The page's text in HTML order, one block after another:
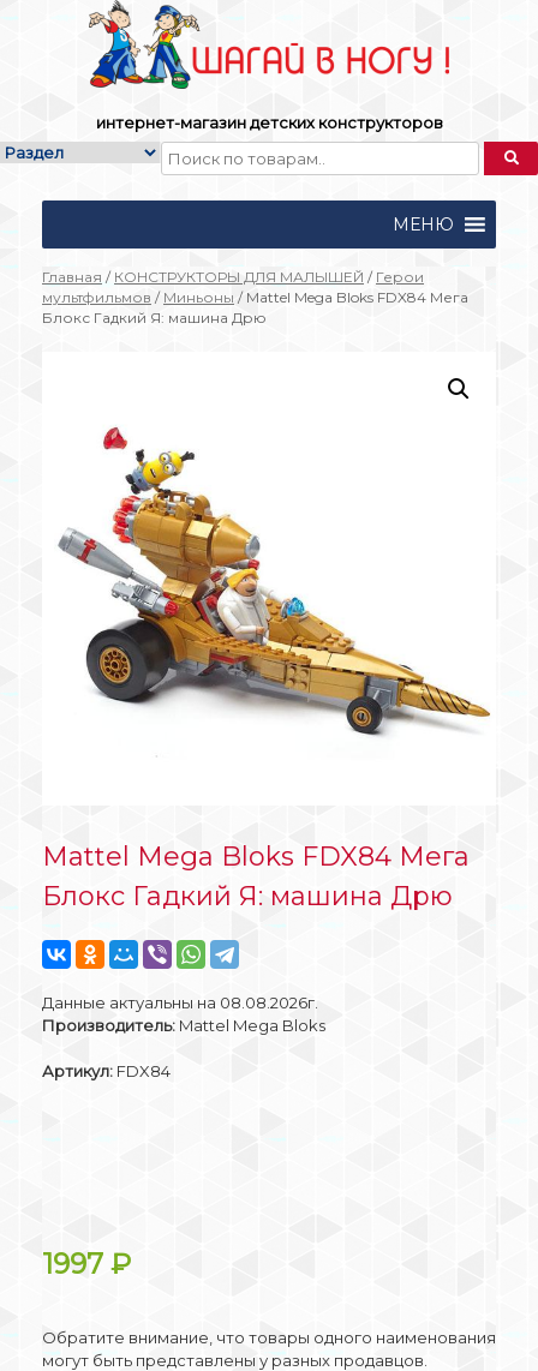
интернет-магазин детских конструкторов
МЕНЮ
Главная / КОНСТРУКТОРЫ ДЛЯ МАЛЫШЕЙ / Герои
мультфильмов / Миньоны / Mattel Mega Bloks FDX84 Мега
Блокс Гадкий Я: машина Дрю
Mattel Mega Bloks FDX84 Мега
Блокс Гадкий Я: машина Дрю
Данные актуальны на 08.08.2026г.
Производитель: Mattel Mega Bloks
Артикул: FDX84
1997 ₽
Обратите внимание, что товары одного наименования
могут быть представлены у разных продавцов.